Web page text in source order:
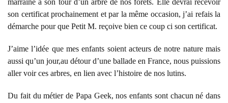
marraine à son tour d’un arbre de nos forêts. Elle devrai recevoir
son certificat prochainement et par la même occasion, j’ai refais la
démarche pour que Petit M. reçoive bien ce coup ci son certificat.
J’aime l’idée que mes enfants soient acteurs de notre nature mais
aussi qu’un jour,au détour d’une ballade en France, nous puissions
aller voir ces arbres, en lien avec l’histoire de nos lutins.
Du fait du métier de Papa Geek, nos enfants sont chacun né dans